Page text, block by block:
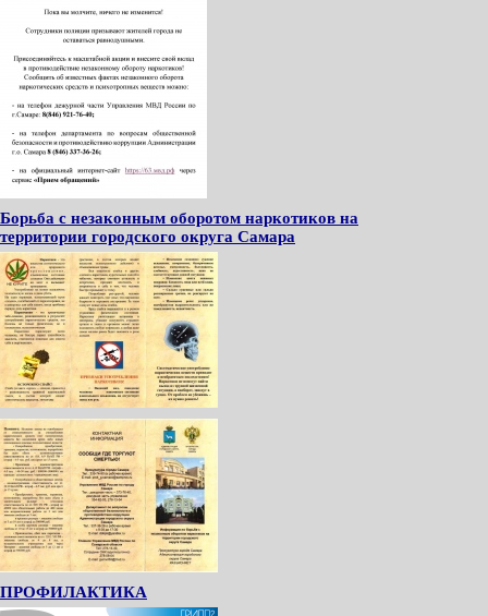
Борьба с незаконным оборотом наркотиков на
территории городского округа Самара
ПРОФИЛАКТИКА